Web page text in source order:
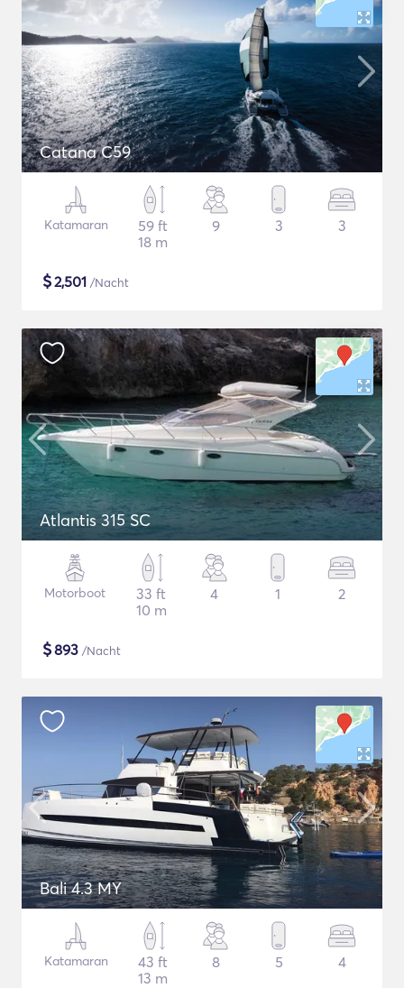
Catana C59
Katamaran
59 ft
18 m
9 3 3
$2,501 /Nacht
Atlantis 315 SC
Motorboot
33 ft
10 m
4 1 2
$893 /Nacht
Bali 4.3 MY
Katamaran
43 ft
13 m
8 5 4